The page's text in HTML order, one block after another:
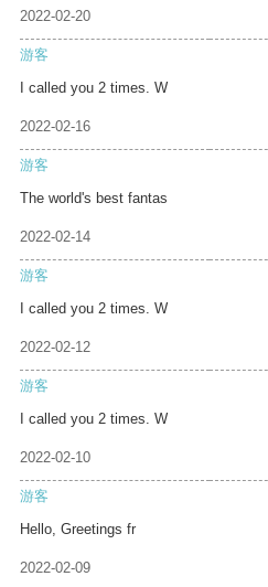
2022-02-20
游客
I called you 2 times. W
2022-02-16
游客
The world's best fantas
2022-02-14
游客
I called you 2 times. W
2022-02-12
游客
I called you 2 times. W
2022-02-10
游客
Hello, Greetings fr
2022-02-09